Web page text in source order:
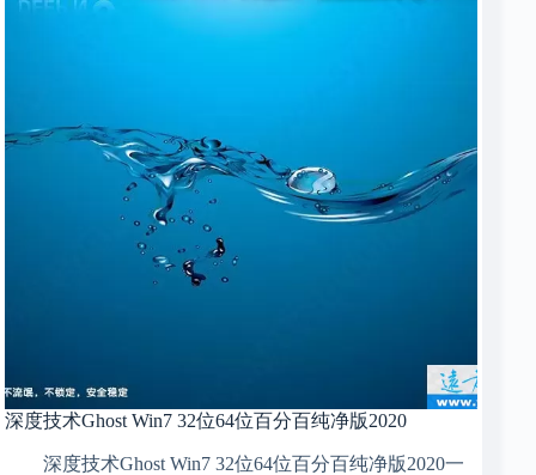
深度技术Ghost Win7 32位64位百分百纯净版2020
深度技术Ghost Win7 32位64位百分百纯净版2020一